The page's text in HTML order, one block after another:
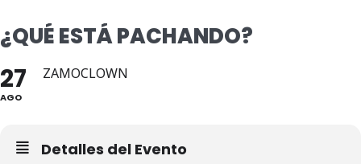
¿QUÉ ESTÁ PACHANDO?
27
AGO
ZAMOCLOWN
Detalles del Evento